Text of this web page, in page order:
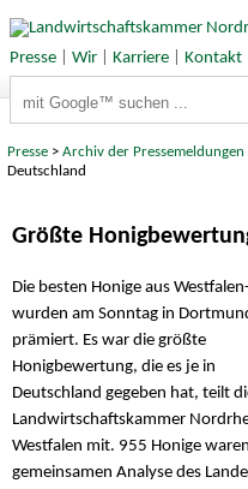
Presse| Wir| Karriere| Kontakt|
Presse >Archiv der Pressemeldungen
Deutschland
Größte
Die besten Honige aus
wurden am Sonntag in
prämiert. Es war die größte
Honigbewertung, die es je in
Deutschland gegeben hat, teilt
Landwirtschaftskammer
Westfalen mit. 955 Honige
gemeinsamen Analyse des